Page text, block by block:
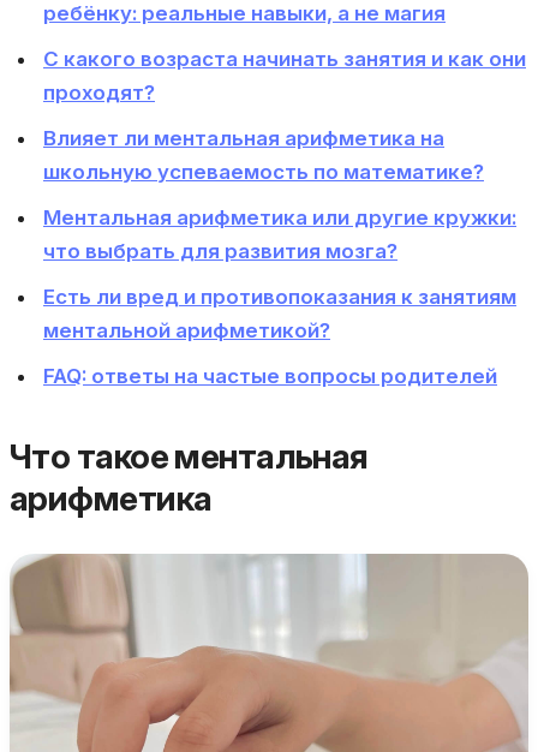
ребёнку: реальные навыки, а не магия
С какого возраста начинать занятия и как они
проходят?
Влияет ли ментальная арифметика на
школьную успеваемость по математике?
Ментальная арифметика или другие кружки:
что выбрать для развития мозга?
Есть ли вред и противопоказания к занятиям
ментальной арифметикой?
FAQ: ответы на частые вопросы родителей
Что такое ментальная
арифметика